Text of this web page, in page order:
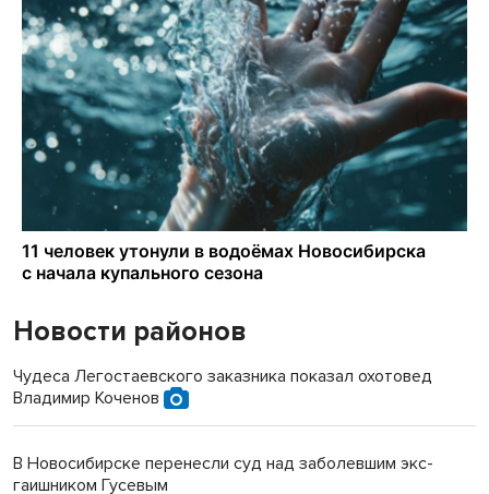
Новости районов
Чудеса Легостаевского заказника показал охотовед
Владимир Коченов
В Новосибирске перенесли суд над заболевшим экс-
гаишником Гусевым